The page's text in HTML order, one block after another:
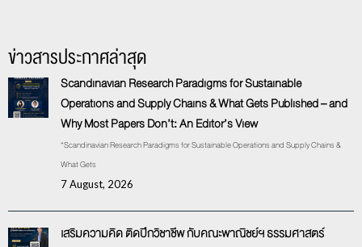
ข่าวสารประกาศล่าสุด
Scandinavian Research Paradigms for Sustainable
Operations and Supply Chains & What Gets Published – and
Why Most Papers Don’t: An Editor’s View
“Scandinavian Research Paradigms for Sustainable Operations and Supply Chains &
What Gets
7 August, 2026
เสริมความคิด ติดปีกวิชาชีพ กับคณะพาณิชย์ฯ ธรรมศาสตร์